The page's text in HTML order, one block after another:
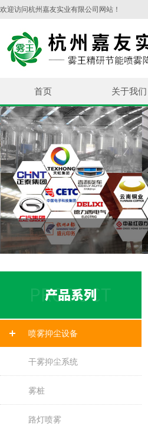
欢迎访问杭州嘉友实业有限公司网站！
首页 关于我们
喷雾抑尘设备
干雾抑尘系统
雾桩
路灯喷雾